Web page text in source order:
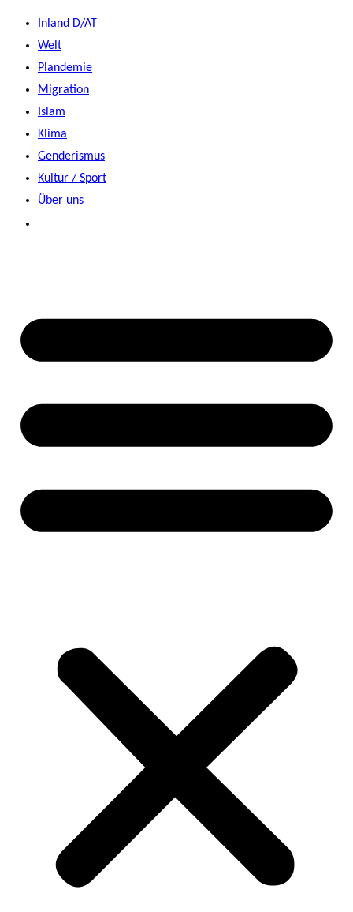
Zum
Inhalt
springen
Inland D/AT
Welt
Plandemie
Migration
Islam
Klima
Genderismus
Kultur / Sport
Über uns